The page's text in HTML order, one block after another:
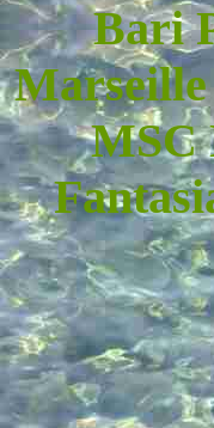
Bari
Marseille
MSC